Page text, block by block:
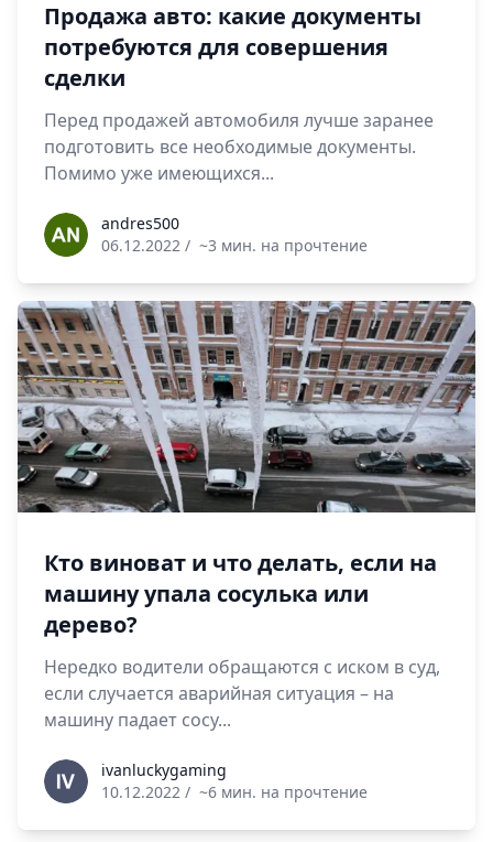
Продажа авто: какие документы
потребуются для совершения
сделки
Перед продажей автомобиля лучше заранее
подготовить все необходимые документы.
Помимо уже имеющихся...
andres500andres500
06.12.2022 / ~3 мин. на прочтение
Кто виноват и что делать, если на
машину упала сосулька или
дерево?
Нередко водители обращаются с иском в суд,
если случается аварийная ситуация – на
машину падает сосу...
ivanluckygaming
ivanluckygaming
10.12.2022 / ~6 мин. на прочтение